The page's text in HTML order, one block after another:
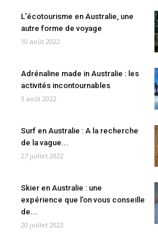
L’écotourisme en Australie, une
autre forme de voyage
10 août 2022
Adrénaline made in Australie : les
activités incontournables
3 août 2022
Surf en Australie : A la recherche
de la vague...
27 juillet 2022
Skier en Australie : une
expérience que l’on vous conseille
de...
20 juillet 2022